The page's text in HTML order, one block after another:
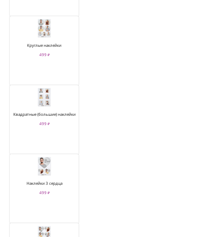
Круглые наклейки
499 ₽
Квадратные (большие) наклейки
499 ₽
Наклейки 3 сердца
499 ₽